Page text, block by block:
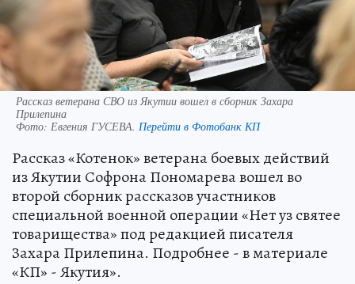
Рассказ ветерана СВО из Якутии вошел в сборник Захара
Прилепина
Фото: Евгения ГУСЕВА. Перейти в Фотобанк КП
Рассказ «Котенок» ветерана боевых действий
из Якутии Софрона Пономарева вошел во
второй сборник рассказов участников
специальной военной операции «Нет уз святее
товарищества» под редакцией писателя
Захара Прилепина. Подробнее - в материале
«КП» - Якутия».